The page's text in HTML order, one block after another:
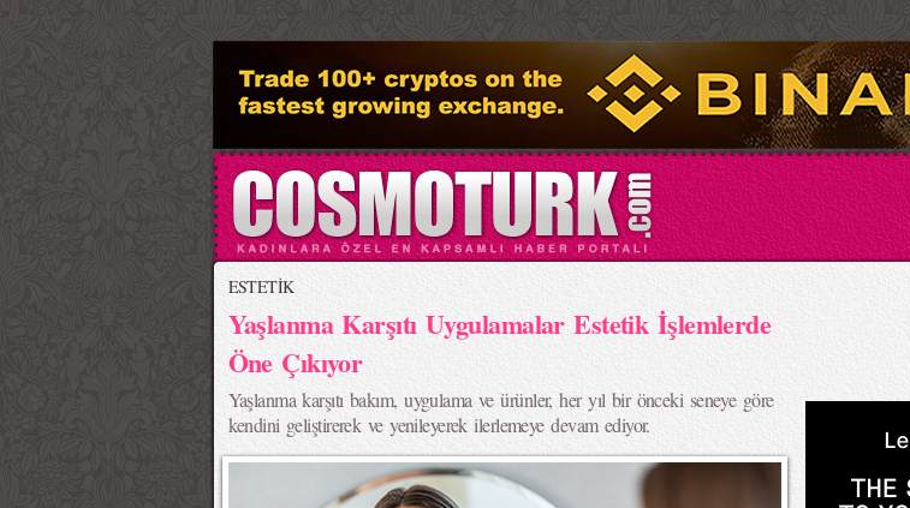
>
ESTETİK
Yaşlanma Karşıtı Uygulamalar Estetik İşlemlerde
Öne Çıkıyor
Yaşlanma karşıtı bakım, uygulama ve ürünler, her yıl bir önceki seneye göre
kendini geliştirerek ve yenileyerek ilerlemeye devam ediyor.